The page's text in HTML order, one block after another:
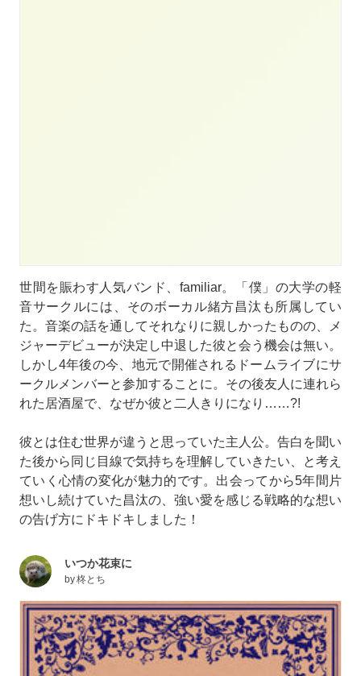
世間を賑わす人気バンド、familiar。「僕」の大学の軽
音サークルには、そのボーカル緒方昌汰も所属してい
た。音楽の話を通してそれなりに親しかったものの、メ
ジャーデビューが決定し中退した彼と会う機会は無い。
しかし4年後の今、地元で開催されるドームライブにサ
ークルメンバーと参加することに。その後友人に連れら
れた居酒屋で、なぜか彼と二人きりになり……?!
彼とは住む世界が違うと思っていた主人公。告白を聞い
た後から同じ目線で気持ちを理解していきたい、と考え
ていく心情の変化が魅力的です。出会ってから5年間片
想いし続けていた昌汰の、強い愛を感じる戦略的な想い
の告げ方にドキドキしました！
いつか花束に
by柊とち